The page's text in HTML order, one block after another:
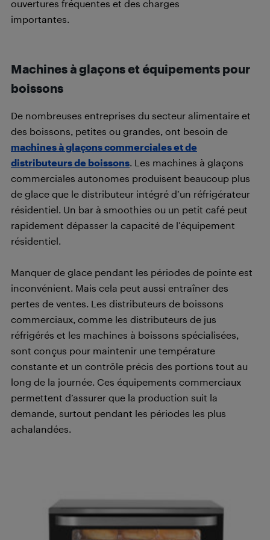
ouvertures fréquentes et des charges
importantes.
Machines à glaçons et équipements pour
boissons
De nombreuses entreprises du secteur alimentaire et
des boissons, petites ou grandes, ont besoin de
machines à glaçons commerciales et de
distributeurs de boissons. Les machines à glaçons
commerciales autonomes produisent beaucoup plus
de glace que le distributeur intégré d’un réfrigérateur
résidentiel. Un bar à smoothies ou un petit café peut
rapidement dépasser la capacité de l’équipement
résidentiel.
Manquer de glace pendant les périodes de pointe est
inconvénient. Mais cela peut aussi entraîner des
pertes de ventes. Les distributeurs de boissons
commerciaux, comme les distributeurs de jus
réfrigérés et les machines à boissons spécialisées,
sont conçus pour maintenir une température
constante et un contrôle précis des portions tout au
long de la journée. Ces équipements commerciaux
permettent d’assurer que la production suit la
demande, surtout pendant les périodes les plus
achalandées.